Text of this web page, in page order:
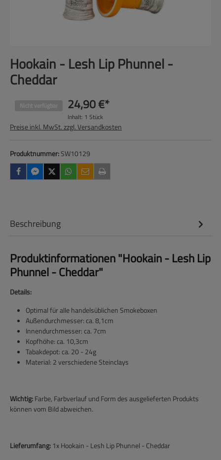
Hookain - Lesh Lip Phunnel -
Cheddar
Nicht verfügbar 24,90 €*
Inhalt: 1 Stück
Preise inkl. MwSt. zzgl. Versandkosten
Produktnummer:SW10129
Beschreibung
Produktinformationen "Hookain - Lesh Lip
Phunnel - Cheddar"
Details:
Optimal für alle handelsüblichen Smokeboxen
Außendurchmesser: ca. 8,1cm
Innendurchmesser: ca. 7cm
Kopfhöhe: ca. 10,3cm
Tabakdepot: ca. 20 - 24g
Material: 2 verschiedene Steinclays
Wichtig:Farbe, Farbverlauf und Form des ausgelieferten Produkts
können vom Bild abweichen.
Lieferumfang: 1x Hookain - Lesh Lip Phunnel - Cheddar